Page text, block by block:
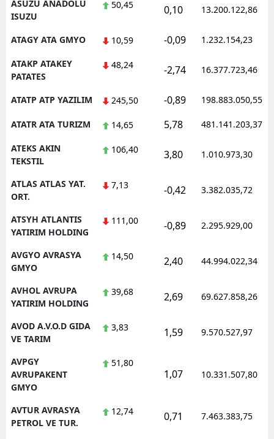
ASUZU ANADOLU
ISUZU
50,45 0,10 13.200.122,86
ATAGY ATA GMYO 10,59 -0,09 1.232.154,23
ATAKP ATAKEY
PATATES
48,24 -2,74 16.377.723,46
ATATP ATP YAZILIM 245,50 -0,89 198.883.050,55
ATATR ATA TURIZM 14,65 5,78 481.141.203,37
ATEKS AKIN
TEKSTIL
106,40 3,80 1.010.973,30
ATLAS ATLAS YAT.
ORT.
7,13 -0,42 3.382.035,72
ATSYH ATLANTIS
YATIRIM HOLDING
111,00 -0,89 2.295.929,00
AVGYO AVRASYA
GMYO
14,50 2,40 44.994.022,34
AVHOL AVRUPA
YATIRIM HOLDING
39,68 2,69 69.627.858,26
AVOD A.V.O.D GIDA
VE TARIM
3,83 1,59 9.570.527,97
AVPGY
AVRUPAKENT
GMYO
51,80
1,07 10.331.507,80
AVTUR AVRASYA
PETROL VE TUR.
12,74 0,71 7.463.383,75